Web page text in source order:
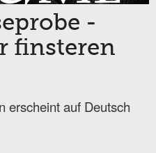
-
finsteren
erscheint auf Deutsch